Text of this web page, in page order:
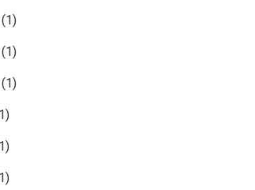
(1)
(1)
(1)